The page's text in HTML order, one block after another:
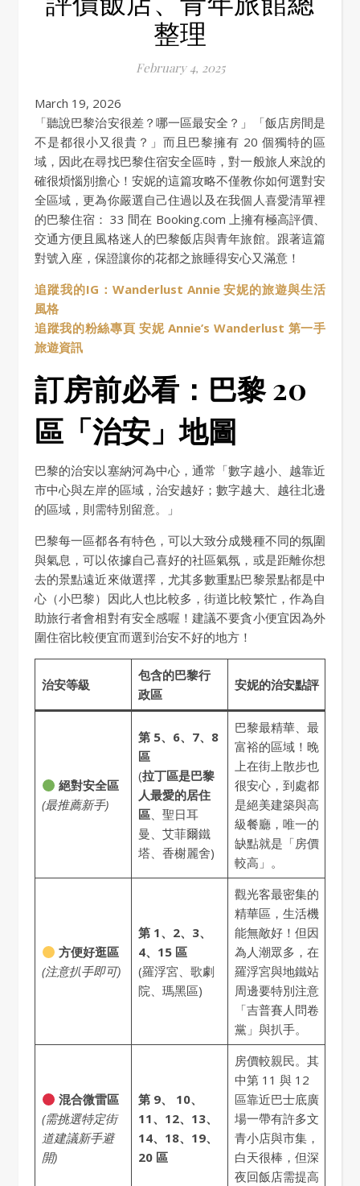
整理
February 4, 2025
March 19, 2026
「聽說巴黎治安很差？哪一區最安全？」「飯店房間是
不是都很小又很貴？」而且巴黎擁有 20 個獨特的區
域，因此在尋找巴黎住宿安全區時，對一般旅人來說的
確很煩惱別擔心！安妮的這篇攻略不僅教你如何選對安
全區域，更為你嚴選自己住過以及在我個人喜愛清單裡
的巴黎住宿： 33 間在 Booking.com 上擁有極高評價、
交通方便且風格迷人的巴黎飯店與青年旅館。跟著這篇
對號入座，保證讓你的花都之旅睡得安心又滿意！
追蹤我的IG：Wanderlust Annie 安妮的旅遊與生活
風格
追蹤我的粉絲專頁 安妮 Annie’s Wanderlust 第一手
旅遊資訊
訂房前必看：巴黎 20
區「治安」地圖
巴黎的治安以塞納河為中心，通常「數字越小、越靠近
市中心與左岸的區域，治安越好；數字越大、越往北邊
的區域，則需特別留意。」
巴黎每一區都各有特色，可以大致分成幾種不同的氛圍
與氣息，可以依據自己喜好的社區氣氛，或是距離你想
去的景點遠近來做選擇，尤其多數重點巴黎景點都是中
心（小巴黎）因此人也比較多，街道比較繁忙，作為自
助旅行者會相對有安全感喔！建議不要貪小便宜因為外
圍住宿比較便宜而選到治安不好的地方！
治安等級
包含的巴黎行
政區
安妮的治安點評
絕對安全區
(最推薦新手)
第 5、6、7、8
區
(拉丁區是巴黎
人最愛的居住
區、聖日耳
曼、艾菲爾鐵
塔、香榭麗舍)
巴黎最精華、最
富裕的區域！晚
上在街上散步也
很安心，到處都
是絕美建築與高
級餐廳，唯一的
缺點就是「房價
較高」。
方便好逛區
(注意扒手即可)
第 1、2、3、
4、15區
(羅浮宮、歌劇
院、瑪黑區)
觀光客最密集的
精華區，生活機
能無敵好！但因
為人潮眾多，在
羅浮宮與地鐵站
周邊要特別注意
「吉普賽人問卷
黨」與扒手。
混合微雷區
(需挑選特定街
道建議新手避
開)
第 9、
10、
11、12、13、
14、18、19、
20 區
房價較親民。其
中第 11 與 12
區靠近巴士底廣
場一帶有許多文
青小店與市集，
白天很棒，但深
夜回飯店需提高